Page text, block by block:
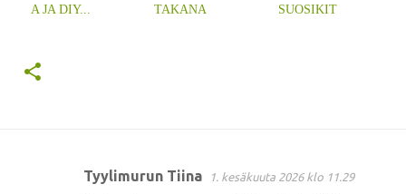
A JA DIY...
TAKANA
SUOSIKIT
Tyylimurun Tiina 1. kesäkuuta 2026 klo 11.29